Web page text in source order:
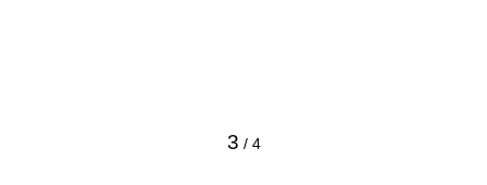
3 / 4